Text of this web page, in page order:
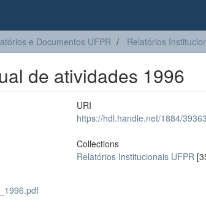
e Documentos UFPR Relatórios
de atividades 1996
URI
https://hdl.handle.net/1884/39363
Collections
Relatórios Institucionais UFPR